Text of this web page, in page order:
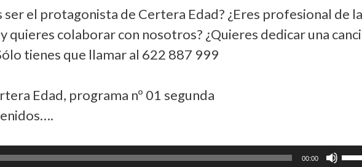
ser el protagonista de Certera Edad? ¿Eres profesional de la
quieres colaborar con nosotros? ¿Quieres dedicar una
tienes que llamar al 622 887 999
Edad, programa nº 01 segunda
00:00